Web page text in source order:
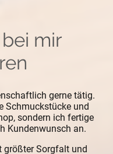
mir
gerne tätig.
Schmuckstücke und
sondern ich fertige
Kundenwunsch an.
größter Sorgfalt und